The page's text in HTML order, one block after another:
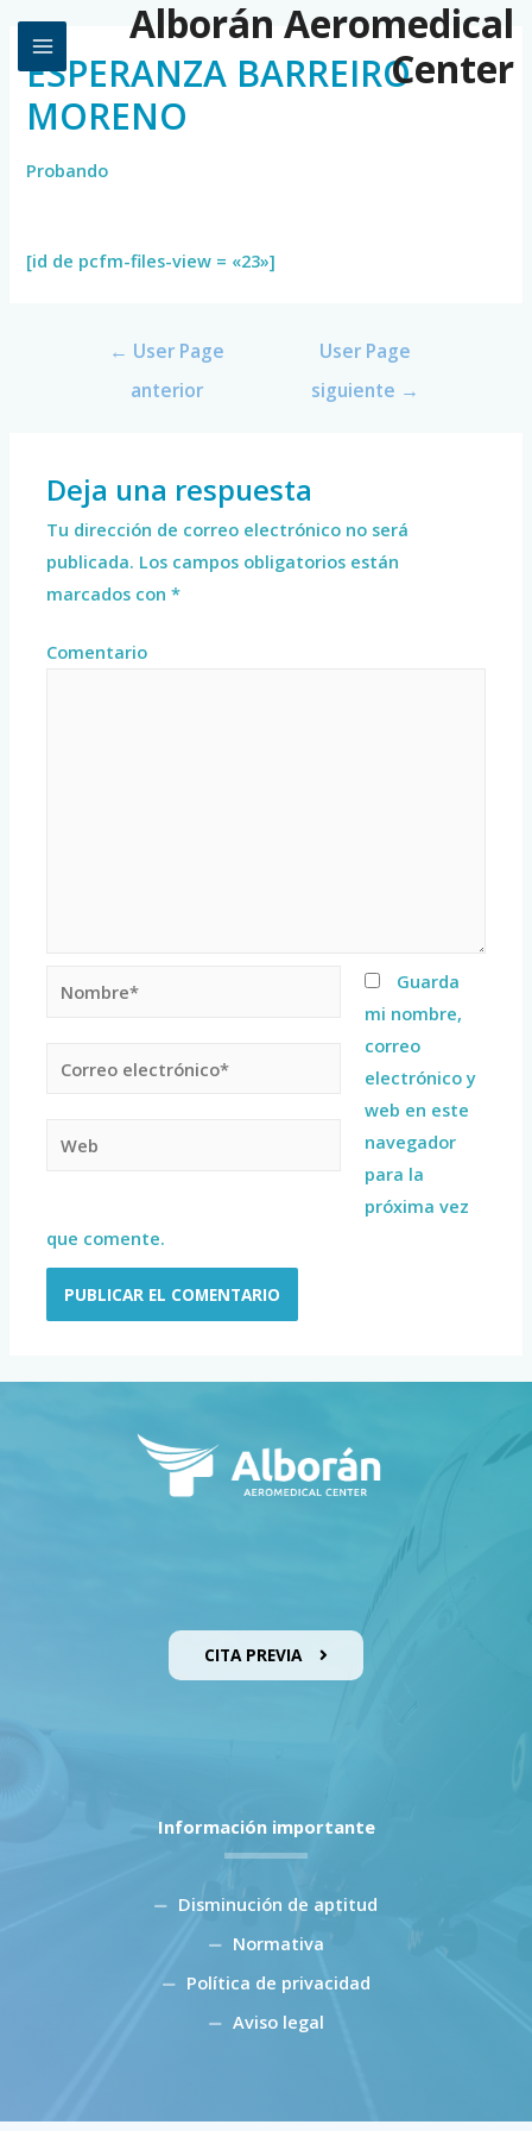
Alborán Aeromedical
Center
ESPERANZA BARREIRO
MORENO
Probando
[id de pcfm-files-view = «23»]
← User Page
anterior
User Page
siguiente →
Deja una respuesta
Tu dirección de correo electrónico no será
publicada. Los campos obligatorios están
marcados con*
Comentario
Guarda
mi nombre,
correo
electrónico y
web en este
navegador
para la
próxima vez
que comente.
CITA PREVIA
Información importante
Disminución de aptitud
Normativa
Política de privacidad
Aviso legal